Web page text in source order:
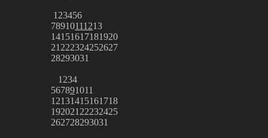
1 23456
78910111213
14151617181920
21 222324252627
28293031
1 234
567891011
12131415161718
192021 22232425
262728293031